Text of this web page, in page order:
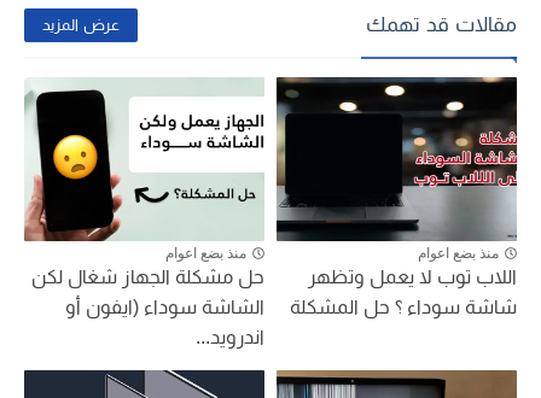
مقالات قد تهمك عرض المزيد
منذ بضع اعوام
اللاب توب لا يعمل وتظهر
شاشة سوداء ؟ حل المشكلة
منذ بضع اعوام
حل مشكلة الجهاز شغال لكن
الشاشة سوداء (ايفون أو
اندرويد...